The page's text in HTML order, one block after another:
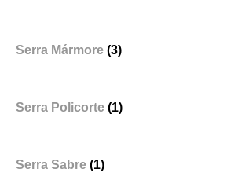
Serra Mármore (3)
Serra Policorte (1)
Serra Sabre (1)